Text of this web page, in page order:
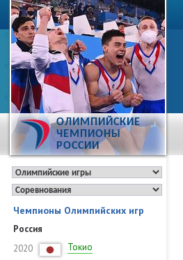
ОЛИМПИЙСКИЕ
ЧЕМПИОНЫ
РОССИИ
Чемпионы Олимпийских игр
Россия
2020
Токио